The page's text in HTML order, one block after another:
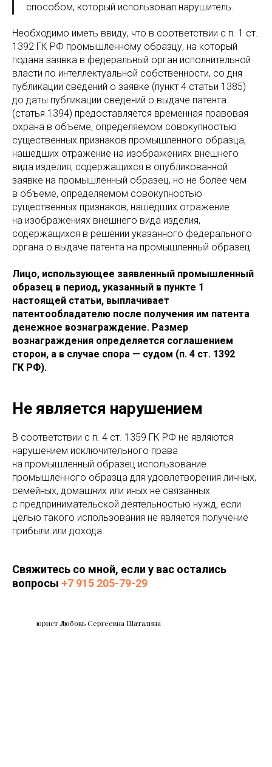
способом, который использовал нарушитель.
Необходимо иметь ввиду, что в соответствии с п. 1 ст.
1392 ГК РФ промышленному образцу, на который
подана заявка в федеральный орган исполнительной
власти по интеллектуальной собственности, со дня
публикации сведений о заявке (пункт 4 статьи 1385)
до даты публикации сведений о выдаче патента
(статья 1394) предоставляется временная правовая
охрана в объеме, определяемом совокупностью
существенных признаков промышленного образца,
нашедших отражение на изображениях внешнего
вида изделия, содержащихся в опубликованной
заявке на промышленный образец, но не более чем
в объеме, определяемом совокупностью
существенных признаков, нашедших отражение
на изображениях внешнего вида изделия,
содержащихся в решении указанного федерального
органа о выдаче патента на промышленный образец.
Лицо, использующее заявленный промышленный
образец в период, указанный в пункте 1
настоящей статьи, выплачивает
патентообладателю после получения им патента
денежное вознаграждение. Размер
вознаграждения определяется соглашением
сторон, а в случае спора — судом (п. 4 ст. 1392
ГК РФ).
Не является нарушением
В соответствии с п. 4 ст. 1359 ГК РФ не являются
нарушением исключительного права
на промышленный образец использование
промышленного образца для удовлетворения личных,
семейных, домашних или иных не связанных
с предпринимательской деятельностью нужд, если
целью такого использования не является получение
прибыли или дохода.
Свяжитесь со мной, если у вас остались
вопросы +7 915 205-79-29
юрист Любовь Сергеевна Шаталина